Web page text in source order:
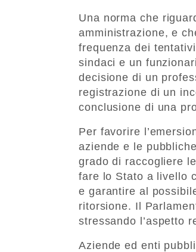
Una norma che
amministrazione, e
frequenza dei
sindaci e un
decisione di un
registrazione di un
conclusione di una
Per favorire
aziende e le
grado di raccogliere
fare lo Stato a livello
e garantire al
ritorsione. Il
stressando l’aspetto
Aziende ed enti